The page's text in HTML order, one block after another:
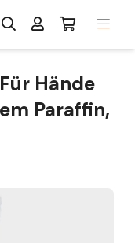
Hände
Paraffin,